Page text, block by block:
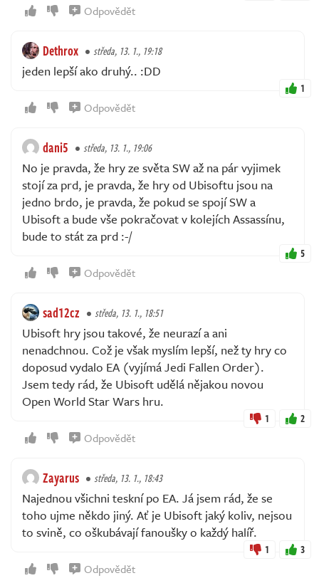
Odpovědět
Dethrox středa, 13. 1., 19:18
jeden lepší ako druhý.. :DD
1
Odpovědět
dani5 středa, 13. 1., 19:06
No je pravda, že hry ze světa SW až na pár vyjimek
stojí za prd, je pravda, že hry od Ubisoftu jsou na
jedno brdo, je pravda, že pokud se spojí SW a
Ubisoft a bude vše pokračovat v kolejích Assassínu,
bude to stát za prd :-/
5
Odpovědět
sad12cz středa, 13. 1., 18:51
Ubisoft hry jsou takové, že neurazí a ani
nenadchnou. Což je však myslím lepší, než ty hry co
doposud vydalo EA (vyjímá Jedi Fallen Order).
Jsem tedy rád, že Ubisoft udělá nějakou novou
Open World Star Wars hru.
1 2
Odpovědět
Zayarus středa, 13. 1., 18:43
Najednou všichni teskní po EA. Já jsem rád, že se
toho ujme někdo jiný. Ať je Ubisoft jaký koliv, nejsou
to svině, co oškubávají fanoušky o každý halíř.
1 3
Odpovědět